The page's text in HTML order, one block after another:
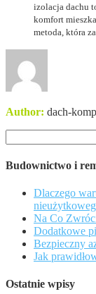
izolacja dachu
komfort
metoda, która
Author: dach-
Budownictwo i
Dlaczego
Na Co
Dodatkowe
Bezpieczny
Jak
Ostatnie wpisy